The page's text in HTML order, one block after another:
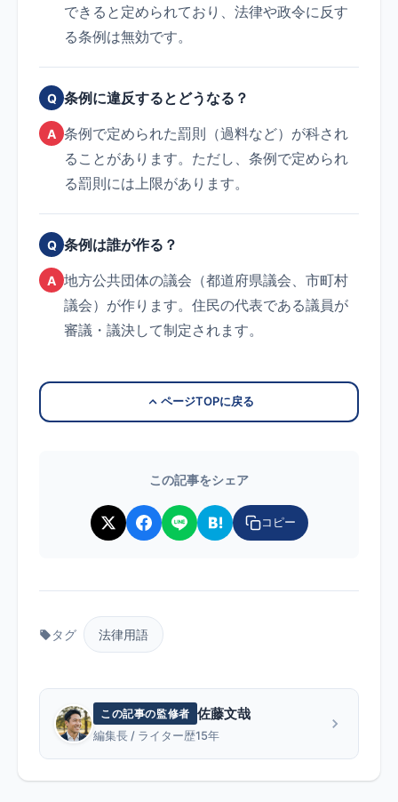
できると定められており、法律や政令に反す
る条例は無効です。
Q 条例に違反するとどうなる？
A 条例で定められた罰則（過料など）が科され
ることがあります。ただし、条例で定められ
る罰則には上限があります。
Q 条例は誰が作る？
A 地方公共団体の議会（都道府県議会、市町村
議会）が作ります。住民の代表である議員が
審議・議決して制定されます。
ページTOPに戻る
この記事をシェア
コピー
タグ 法律用語
この記事の監修者 佐藤文哉
編集長 / ライター歴15年